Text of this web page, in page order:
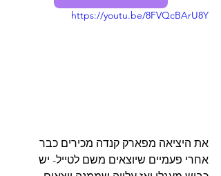
https://youtu.be/8FVQcBArU8Y
את היציאה מפארק קנדה מכירים כבר
אחרי פעמיים שיוצאים משם לטייל- יש